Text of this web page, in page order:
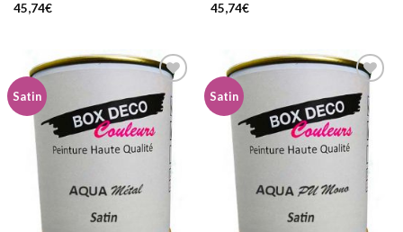
45,74€
45,74€
Satin
Ajouter
à la
wishlist
Satin
Ajouter
à la
wishlist